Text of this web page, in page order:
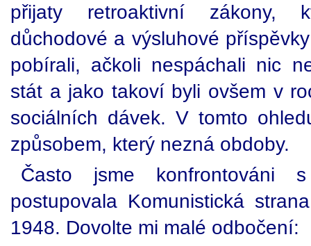
přijaty retroaktivní zákony,
důchodové a výsluhové
pobírali, ačkoli nespáchali nic
stát a jako takoví byli ovšem v
sociálních dávek. V tomto
způsobem, který nezná obdoby.
Často jsme konfrontováni
postupovala Komunistická
1948. Dovolte mi malé odbočení: